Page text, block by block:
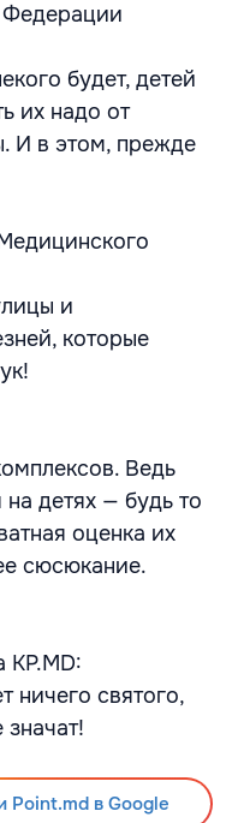
будет, детей
их надо от
И в этом, прежде
и
которые
Ведь
детях — будь то
оценка их
сюсюкание.
KP.MD:
ничего святого,
Point.md в Google